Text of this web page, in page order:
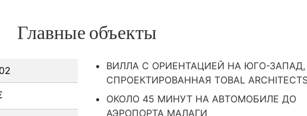
Главные объекты
ВИЛЛА С ОРИЕНТАЦИЕЙ НА ЮГО-ЗАПАД,
СПРОЕКТИРОВАННАЯ TOBAL
ОКОЛО 45 МИНУТ НА АВТОМОБИЛЕ ДО
АЭРОПОРТА МАЛАГИ